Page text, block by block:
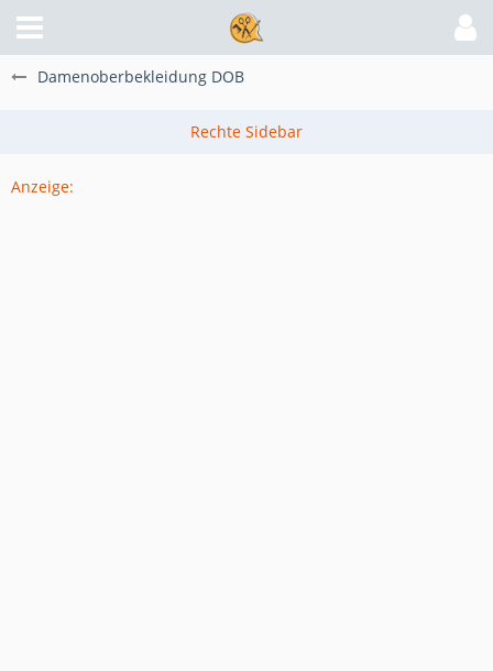
Damenoberbekleidung DOB
Anzeige: